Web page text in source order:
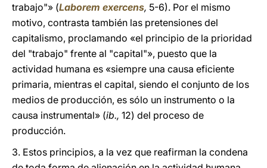
trabajo"» (Laborem exercens, 5-6). Por el mismo
motivo, contrasta también las pretensiones del
capitalismo, proclamando «el principio de la prioridad
del "trabajo" frente al "capital"», puesto que la
actividad humana es «siempre una causa eficiente
primaria, mientras el capital, siendo el conjunto de los
medios de producción, es sólo un instrumento o la
causa instrumental» (ib., 12) del proceso de
producción.
3. Estos principios, a la vez que reafirman la condena